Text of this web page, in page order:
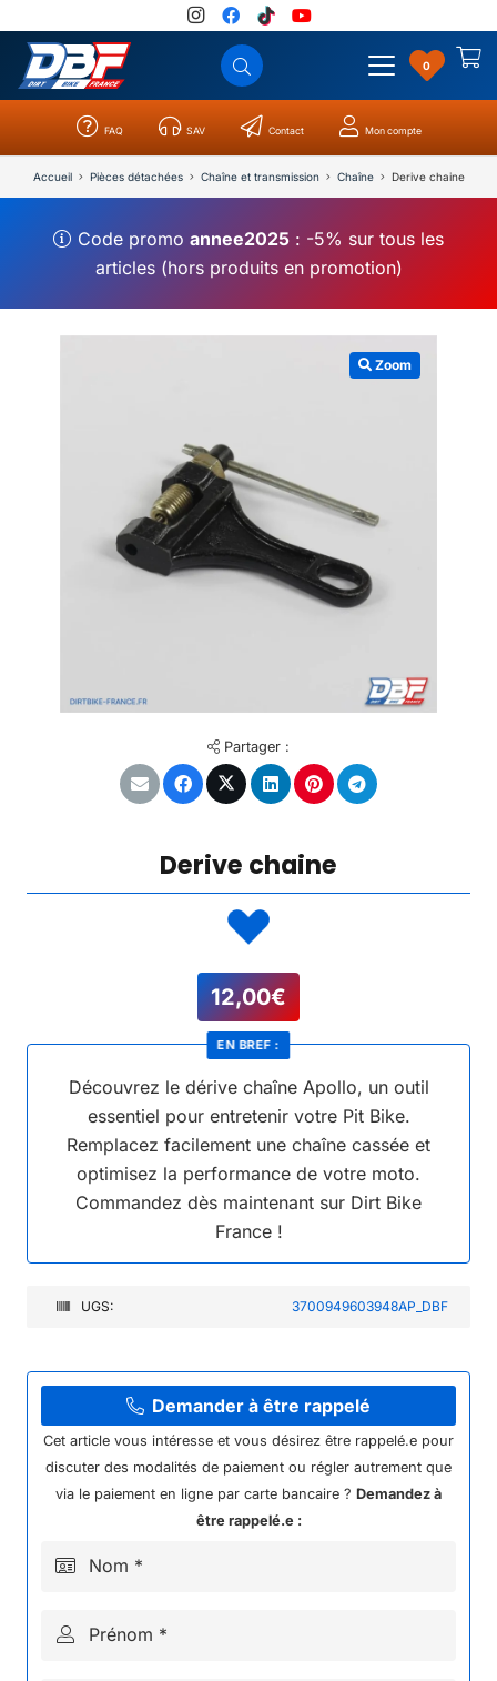
0
FAQ SAV Contact Mon compte
Accueil Pièces détachées Chaîne et transmission Chaîne Derive chaine
Code promoannee2025 : -5% sur tous les
articles (hors produits en promotion)
Zoom
Partager :
Derive chaine
12,00€
Découvrez le dérive chaîne Apollo, un outil
essentiel pour entretenir votre Pit Bike.
Remplacez facilement une chaîne cassée et
optimisez la performance de votre moto.
Commandez dès maintenant sur Dirt Bike
France !
EN BREF :
UGS: 3700949603948AP_DBF
Demander à être rappelé
Cet article vous intéresse et vous désirez être rappelé.e pour
discuter des modalités de paiement ou régler autrement que
via le paiement en ligne par carte bancaire ? Demandez à
être rappelé.e :
Nom *
Prénom *
Catégories Résultats